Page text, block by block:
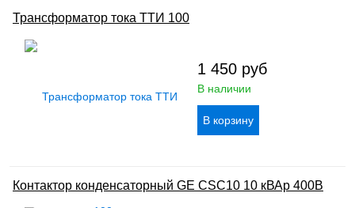
Трансформатор тока ТТИ 100
1 450 руб
В наличии
Контактор конденсаторный GE CSC10 10 кВАр 400В